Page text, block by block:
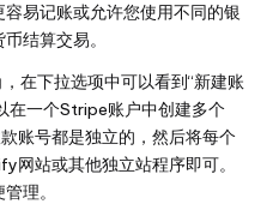
易记账或允许您使用不同的银
结算交易。
在下拉选项中可以看到“新建账
在一个Stripe账户中创建多个
账号都是独立的，然后将每个
网站或其他独立站程序即可。
理。